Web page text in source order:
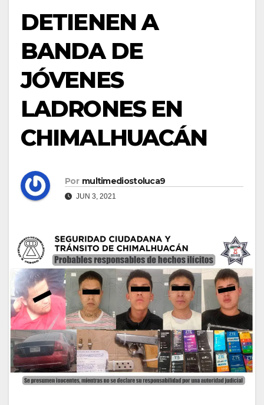
DETIENEN A
BANDA DE
JÓVENES
LADRONES EN
CHIMALHUACÁN
Por multimediostoluca9
JUN 3, 2021